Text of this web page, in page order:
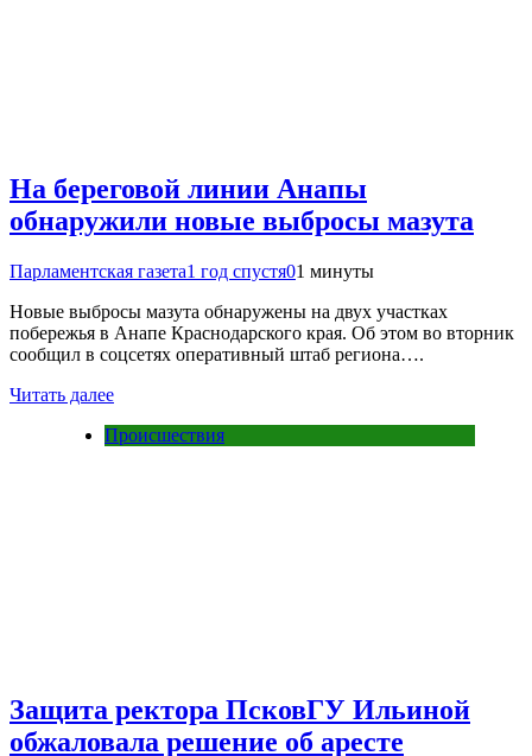
На береговой линии Анапы
обнаружили новые выбросы мазута
Парламентская газета1 год спустя01 минуты
Новые выбросы мазута обнаружены на двух участках
побережья в Анапе Краснодарского края. Об этом во вторник
сообщил в соцсетях оперативный штаб региона….
Читать далее
Происшествия
Защита ректора ПсковГУ Ильиной
обжаловала решение об аресте